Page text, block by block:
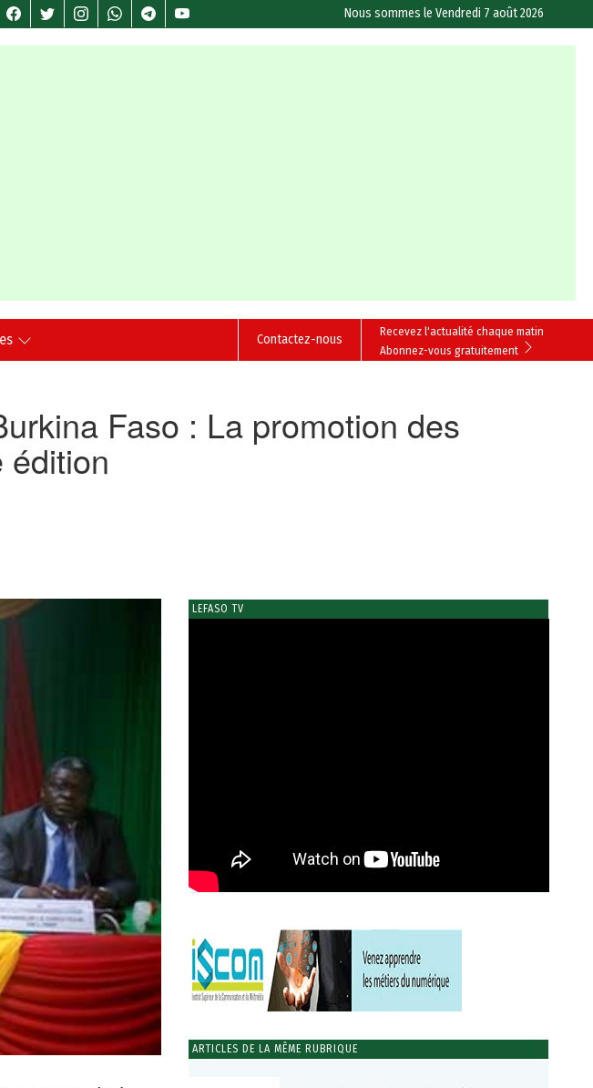
Nous sommes leVendredi 7 août 2026
Recevez l'actualité chaque matin
Abonnez-vous gratuitement
Contactez-nous
Faso : La promotion des
édition
LEFASO TV
ARTICLES DE LA MÊME RUBRIQUE